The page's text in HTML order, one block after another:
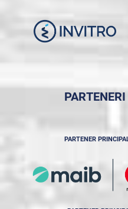
PARTENER